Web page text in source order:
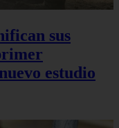
sus
estudio